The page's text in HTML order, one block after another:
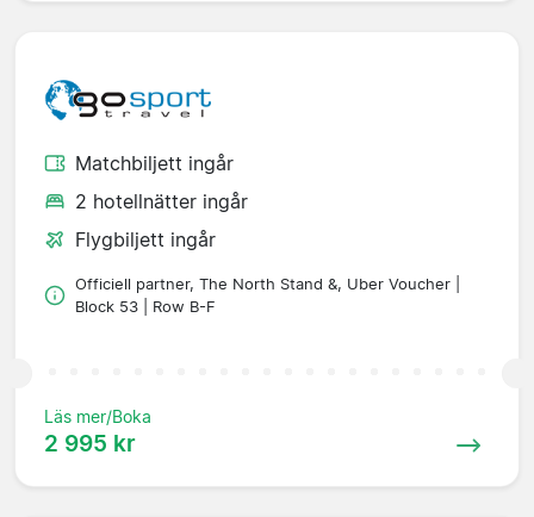
Matchbiljett ingår
2 hotellnätter ingår
Flygbiljett ingår
Officiell partner, The North Stand &, Uber Voucher |
Block 53 | Row B-F
Läs mer/Boka
2 995 kr